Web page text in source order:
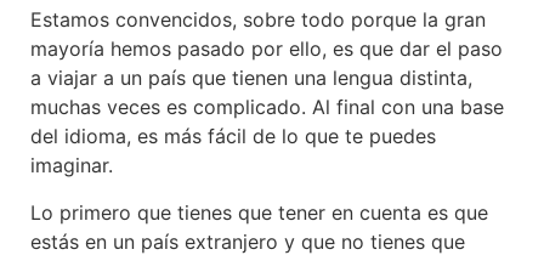
Estamos convencidos, sobre todo porque la gran
mayoría hemos pasado por ello, es que dar el paso
a viajar a un país que tienen una lengua distinta,
muchas veces es complicado. Al final con una base
del idioma, es más fácil de lo que te puedes
imaginar.
Lo primero que tienes que tener en cuenta es que
estás en un país extranjero y que no tienes que